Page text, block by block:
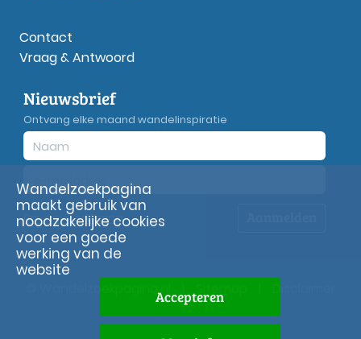
Contact
Vraag & Antwoord
Nieuwsbrief
Ontvang elke maand wandelinspiratie
Privacyverklaring
© Wandelzoekpagina.nl
Wandelzoekpagina
maakt gebruik van
noodzakelijke cookies
voor een goede
werking van de
website
Accepteren